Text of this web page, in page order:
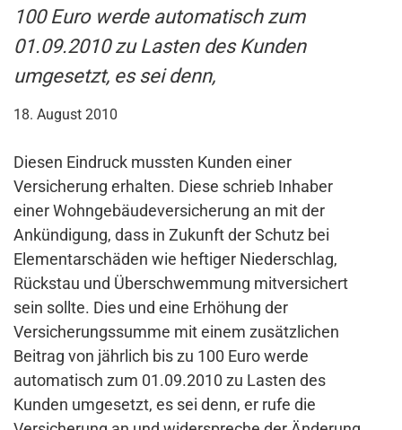
100 Euro werde automatisch zum
01.09.2010 zu Lasten des Kunden
umgesetzt, es sei denn,
18. August 2010
Diesen Eindruck mussten Kunden einer
Versicherung erhalten. Diese schrieb Inhaber
einer Wohngebäudeversicherung an mit der
Ankündigung, dass in Zukunft der Schutz bei
Elementarschäden wie heftiger Niederschlag,
Rückstau und Überschwemmung mitversichert
sein sollte. Dies und eine Erhöhung der
Versicherungssumme mit einem zusätzlichen
Beitrag von jährlich bis zu 100 Euro werde
automatisch zum 01.09.2010 zu Lasten des
Kunden umgesetzt, es sei denn, er rufe die